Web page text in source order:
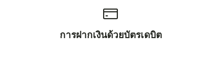
การฝากเงินด้วยบัตรเดบิต